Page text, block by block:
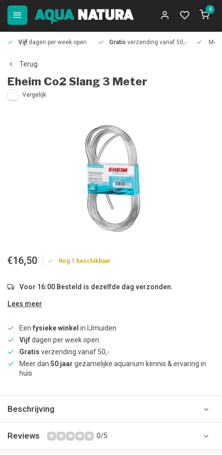
0
Vijf dagen per week open. Gratis verzending vanaf 50,-
Terug
Eheim Co2 Slang 3 Meter
Vergelijk
€16,50 Nog 1 beschikbaar
Voor 16:00 Besteld is dezelfde dag verzonden.
Lees meer
Een fysieke winkel in IJmuiden
Vijfdagen per week open.
Gratis verzending vanaf 50,-
Meer dan 50 jaar gezamelijke aquarium kennis & ervaring in
huis
Beschrijving
Reviews 0/5